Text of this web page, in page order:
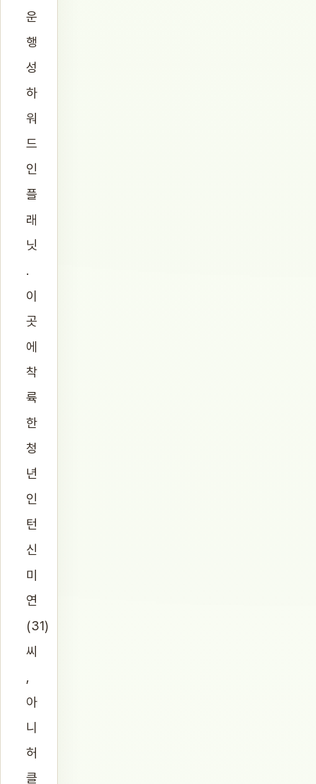
운
행
성
하
워
드
인
플
래
닛
.
이
곳
에
착
륙
한
청
년
인
턴
신
미
연
(31)
씨
아
니
허
클